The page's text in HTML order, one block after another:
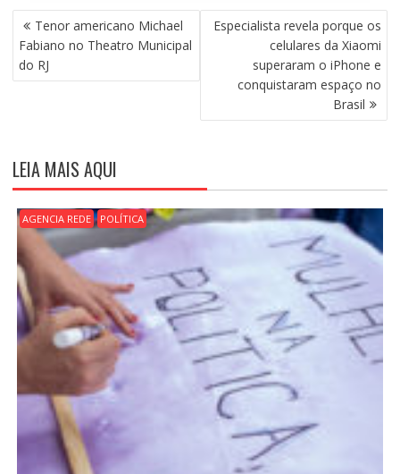
N
A
V
E
Ã
O
D
E
P
O
S
T
Tenor americano Michael
Fabiano no Theatro Municipal
do RJ
Especialista revela porque os
celulares da Xiaomi
superaram o iPhone e
conquistaram espaço no
Brasil
LEIA MAIS AQUI
AGENCIA REDE POLÍTICA